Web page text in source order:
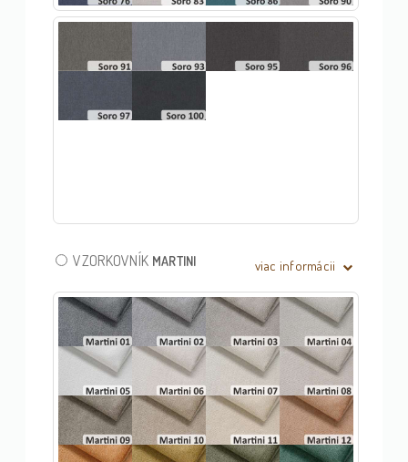
VZORKOVNÍK MARTINI viac informácii